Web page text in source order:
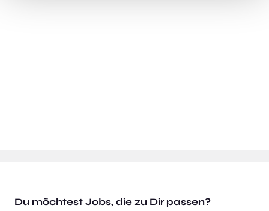
Du möchtest Jobs, die zu Dir passen?